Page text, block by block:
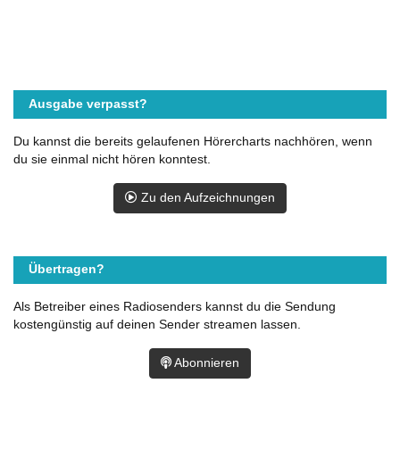
Ausgabe verpasst?
Du kannst die bereits gelaufenen Hörercharts nachhören, wenn
du sie einmal nicht hören konntest.
Zu den Aufzeichnungen
Übertragen?
Als Betreiber eines Radiosenders kannst du die Sendung
kostengünstig auf deinen Sender streamen lassen.
Abonnieren